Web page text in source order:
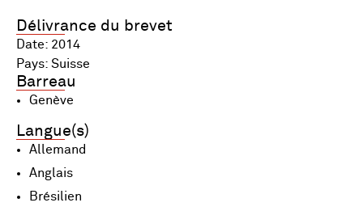
Délivrance du brevet
Date: 2014
Pays: Suisse
Barreau
Genève
Langue(s)
Allemand
Anglais
Brésilien